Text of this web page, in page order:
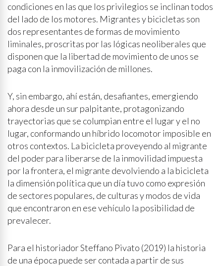
condiciones en las que los privilegios se inclinan todos
del lado de los motores. Migrantes y bicicletas son
dos representantes de formas de movimiento
liminales, proscritas por las lógicas neoliberales que
disponen que la libertad de movimiento de unos se
paga con la inmovilización de millones.
Y, sin embargo, ahí están, desafiantes, emergiendo
ahora desde un sur palpitante, protagonizando
trayectorias que se columpian entre el lugar y el no
lugar, conformando un híbrido locomotor imposible en
otros contextos. La bicicleta proveyendo al migrante
del poder para liberarse de la inmovilidad impuesta
por la frontera, el migrante devolviendo a la bicicleta
la dimensión política que un día tuvo como expresión
de sectores populares, de culturas y modos de vida
que encontraron en ese vehículo la posibilidad de
prevalecer.
Para el historiador Steffano Pivato (2019) la historia
de una época puede ser contada a partir de sus